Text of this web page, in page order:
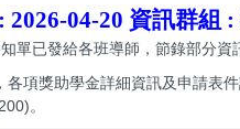
2026-04-20 資訊群組 :
單已發給各班導師，節錄部分資
各項獎助學金詳細資訊及申請表
。